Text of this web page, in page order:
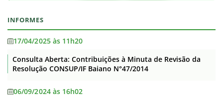
INFORMES
17/04/2025 às 11h20
Consulta Aberta: Contribuições à Minuta de Revisão da
Resolução CONSUP/IF Baiano N°47/2014
06/09/2024 às 16h02